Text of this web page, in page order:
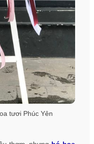
tươi Phúc Yên